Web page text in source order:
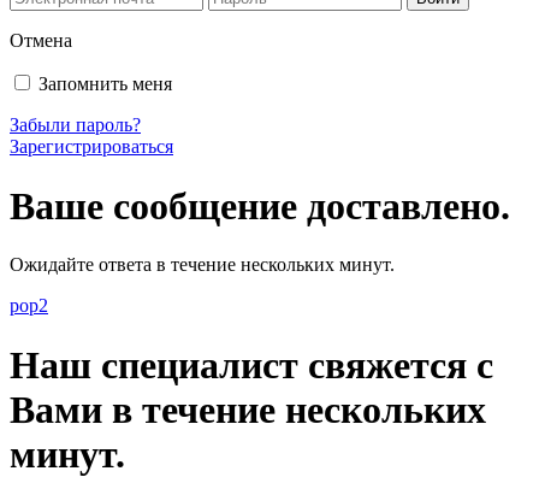
Отмена
Запомнить меня
Забыли пароль?
Зарегистрироваться
Ваше сообщение доставлено.
Ожидайте ответа в течение нескольких минут.
pop2
Наш специалист свяжется с
Вами в течение нескольких
минут.